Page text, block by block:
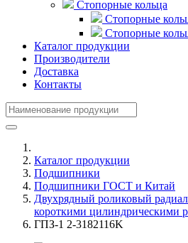
Стопорные кольца
Стопорные
Стопорные
Каталог продукции
Производители
Доставка
Контакты
Каталог продукции
Подшипники
Подшипники ГОСТ и Китай
Двухрядный роликовый
короткими цилиндрическими
ГПЗ-1 2-3182116K